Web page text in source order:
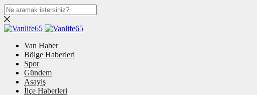
Van Haber
Bölge Haberleri
Spor
Gündem
Asayiş
İlçe Haberleri